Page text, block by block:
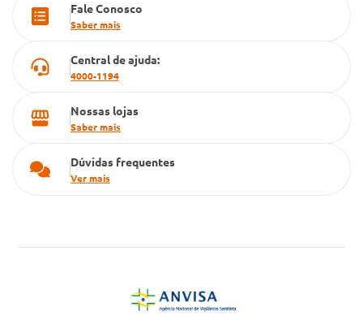
Cartão Grupo Conde
Fale Conosco
Saber mais
Central de ajuda:
4000-1194
Nossas lojas
Saber mais
Dúvidas frequentes
Ver mais